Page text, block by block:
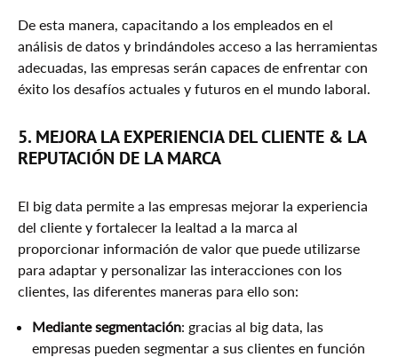
De esta manera, capacitando a los empleados en el
análisis de datos y brindándoles acceso a las herramientas
adecuadas, las empresas serán capaces de enfrentar con
éxito los desafíos actuales y futuros en el mundo laboral.
5. MEJORA LA EXPERIENCIA DEL CLIENTE & LA
REPUTACIÓN DE LA MARCA
El big data permite a las empresas mejorar la experiencia
del cliente y fortalecer la lealtad a la marca al
proporcionar información de valor que puede utilizarse
para adaptar y personalizar las interacciones con los
clientes, las diferentes maneras para ello son:
Mediante segmentación: gracias al big data, las
empresas pueden segmentar a sus clientes en función